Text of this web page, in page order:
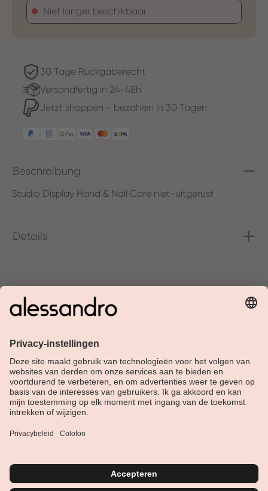
Niet langer beschikbaar
30 Tage Rückgaberecht
Versandfertig in 24-48h
Jetzt shoppen - bezahlen in 30 Tagen
Beschreibung
Studio Display Hand & Nail Care niet-uitgerust
Details
Over Alessandro
Shop